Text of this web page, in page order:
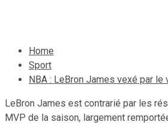
Home
Sport
NBA : LeBron James vexé par le
LeBron James est contrarié par les
MVP de la saison, largement